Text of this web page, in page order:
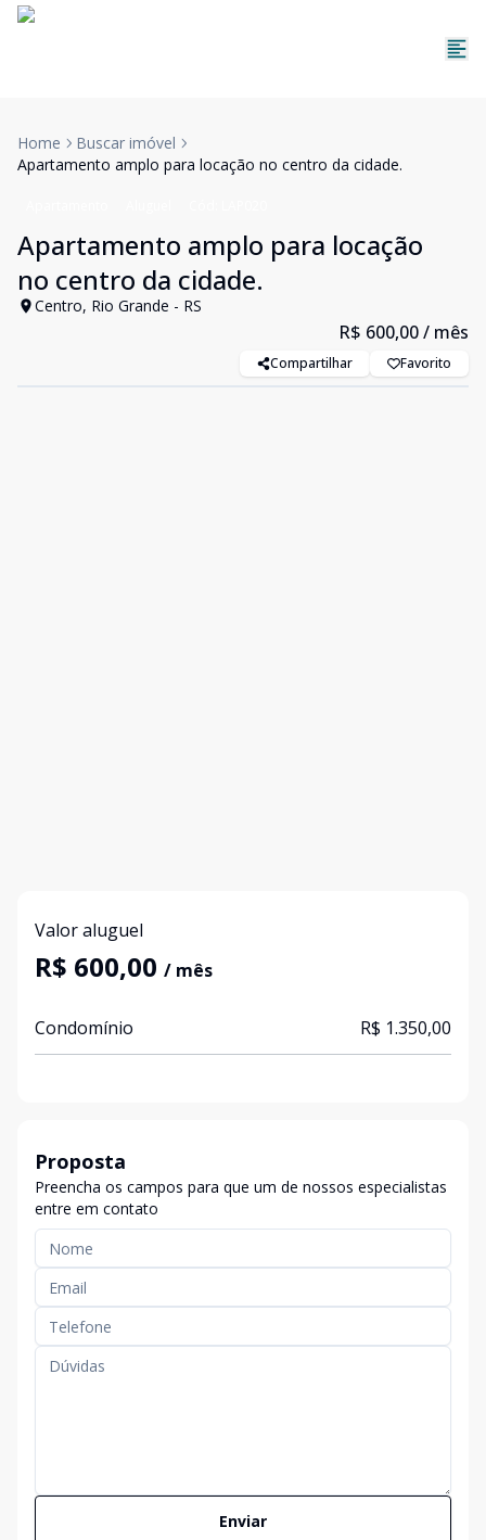
Home
Buscar imóvel
Apartamento amplo para locação no centro da cidade.
Apartamento amplo para locação
no centro da cidade.
Centro, Rio Grande - RS
R$ 600,00/ mês
Compartilhar Favorito
Valor aluguel
R$ 600,00 / mês
Condomínio R$ 1.350,00
Proposta
Preencha os campos para que um de nossos especialistas
entre em contato
Enviar